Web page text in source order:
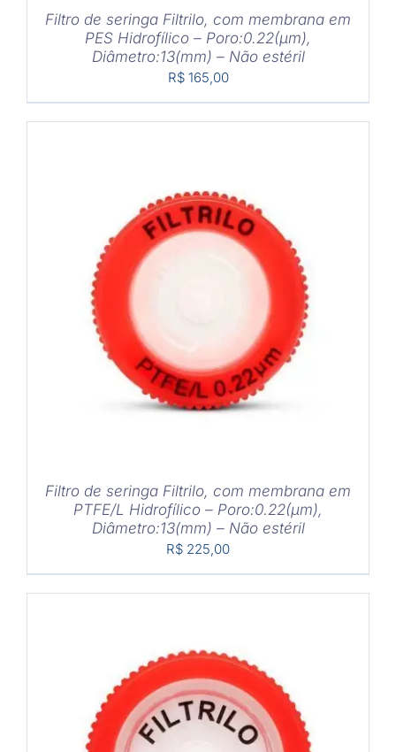
Filtro de seringa Filtrilo, com membrana em
PES Hidrofílico – Poro:0.22(μm),
Diâmetro:13(mm) – Não estéril
R$165,00
COMPRAR DETALHES
Filtro de seringa Filtrilo, com membrana em
PTFE/L Hidrofílico – Poro:0.22(μm),
Diâmetro:13(mm) – Não estéril
R$ 225,00